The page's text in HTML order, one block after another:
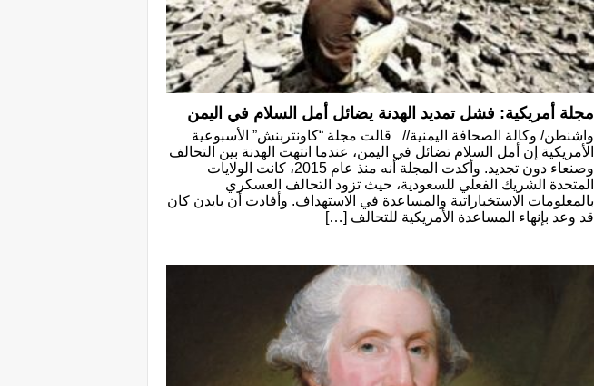
مجلة أمريكية: فشل تمديد الهدنة يضائل أمل السلام في اليمن
واشنطن/ وكالة الصحافة اليمنية// قالت مجلة “كاونتربنش” الأسبوعية
الأمريكية إن أمل السلام تضائل في اليمن، عندما انتهت الهدنة بين التحالف
وصنعاء دون تجديد. وأكدت المجلة أنه منذ عام 2015، كانت الولايات
المتحدة الشريك الفعلي للسعودية، حيث تزود التحالف العسكري
بالمعلومات الاستخباراتية والمساعدة في الاستهداف. وأفادت أن بايدن كان
قد وعد بإنهاء المساعدة الأمريكية للتحالف […]